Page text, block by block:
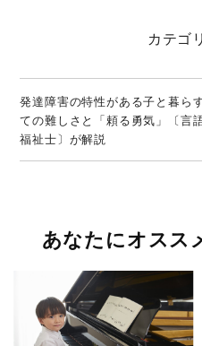
カテゴリ
発達障害の特性がある子と暮
ての難しさと「頼る勇気」〔言
福祉士〕が解説
あなたにオスス